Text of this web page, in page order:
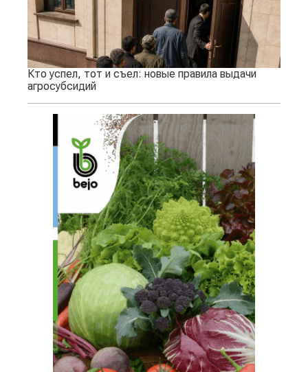
Кто успел, тот и съел: новые правила выдачи
агросубсидий